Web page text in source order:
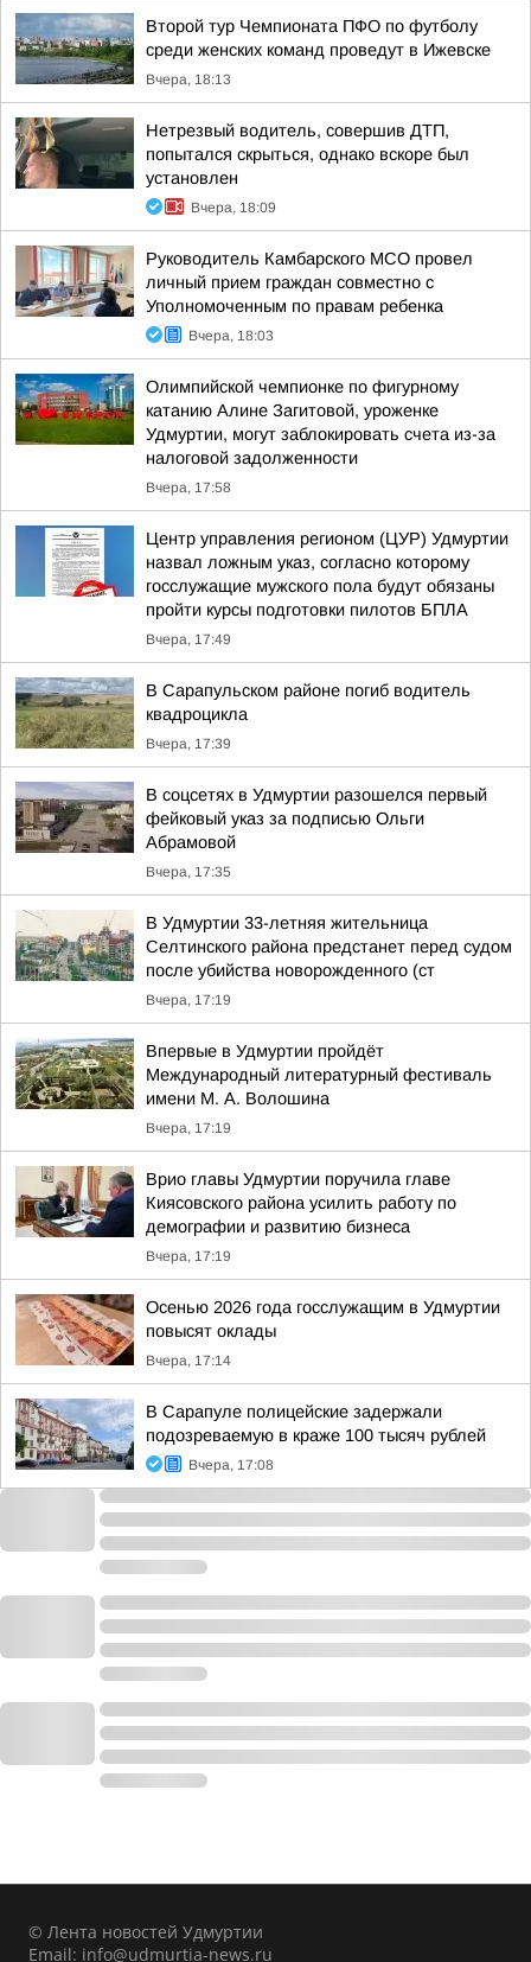
Второй тур Чемпионата ПФО по футболу
среди женских команд проведут в Ижевске
Вчера, 18:13
Нетрезвый водитель, совершив ДТП,
попытался скрыться, однако вскоре был
установлен
Вчера, 18:09
Руководитель Камбарского МСО провел
личный прием граждан совместно с
Уполномоченным по правам ребенка
Вчера, 18:03
Олимпийской чемпионке по фигурному
катанию Алине Загитовой, уроженке
Удмуртии, могут заблокировать счета из-за
налоговой задолженности
Вчера, 17:58
Центр управления регионом (ЦУР) Удмуртии
назвал ложным указ, согласно которому
госслужащие мужского пола будут обязаны
пройти курсы подготовки пилотов БПЛА
Вчера, 17:49
В Сарапульском районе погиб водитель
квадроцикла
Вчера, 17:39
В соцсетях в Удмуртии разошелся первый
фейковый указ за подписью Ольги
Абрамовой
Вчера, 17:35
В Удмуртии 33-летняя жительница
Селтинского района предстанет перед судом
после убийства новорожденного (ст
Вчера, 17:19
Впервые в Удмуртии пройдёт
Международный литературный фестиваль
имени М. А. Волошина
Вчера, 17:19
Врио главы Удмуртии поручила главе
Киясовского района усилить работу по
демографии и развитию бизнеса
Вчера, 17:19
Осенью 2026 года госслужащим в Удмуртии
повысят оклады
Вчера, 17:14
В Сарапуле полицейские задержали
подозреваемую в краже 100 тысяч рублей
Вчера, 17:08
© Лента новостей Удмуртии
Email: info@udmurtia-news.ru